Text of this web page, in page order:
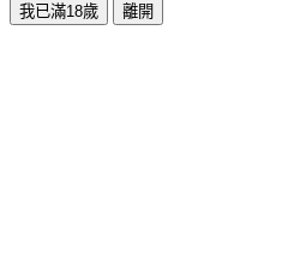
我已滿18歲 離開